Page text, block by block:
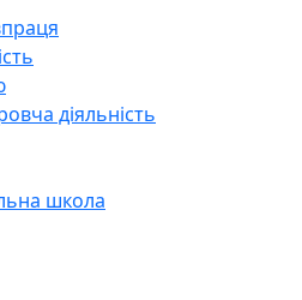
діяльність
школа